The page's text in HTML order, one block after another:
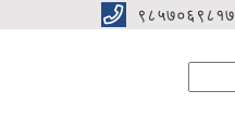
९८५७०६९८१७